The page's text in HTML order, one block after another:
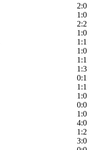
2:0
1:0
2:2
1:0
1:1
1:0
1:1
1:3
0:1
1:1
1:0
0:0
1:0
4:0
1:2
3:0